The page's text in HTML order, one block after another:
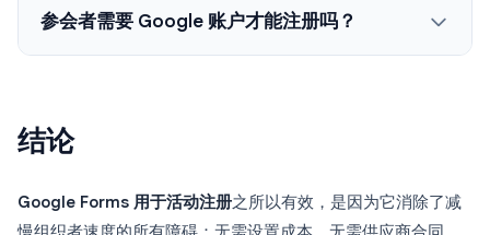
参会者需要 Google 账户才能注册吗？
结论
Google Forms 用于活动注册之所以有效，是因为它消除了减